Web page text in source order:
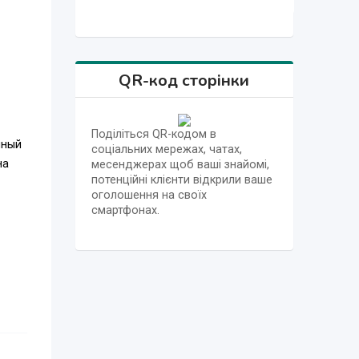
QR-код сторінки
Поділіться QR-кодом в
соціальних мережах, чатах,
месенджерах щоб ваші знайомі,
потенційні клієнти відкрили ваше
оголошення на своїх
смартфонах.